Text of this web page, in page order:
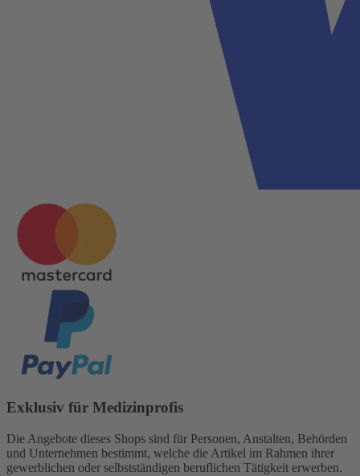
Exklusiv für Medizinprofis
Die Angebote dieses Shops sind für Personen, Anstalten, Behörden
und Unternehmen bestimmt, welche die Artikel im Rahmen ihrer
gewerblichen oder selbstständigen beruflichen Tätigkeit erwerben.